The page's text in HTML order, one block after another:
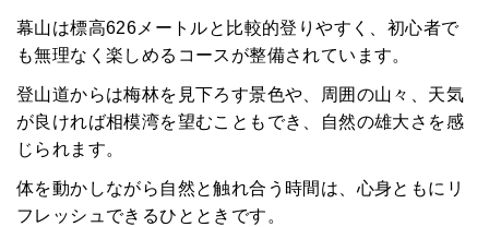
幕山は標高626メートルと比較的登りやすく、初心者で
も無理なく楽しめるコースが整備されています。
登山道からは梅林を見下ろす景色や、周囲の山々、天気
が良ければ相模湾を望むこともでき、自然の雄大さを感
じられます。
体を動かしながら自然と触れ合う時間は、心身ともにリ
フレッシュできるひとときです。